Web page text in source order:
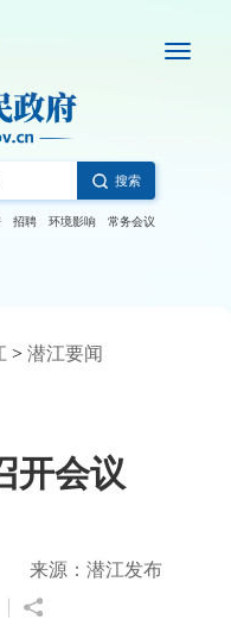
搜索
招聘 环境影响 常务会议
> 潜江要闻
开会议
来源：潜江发布